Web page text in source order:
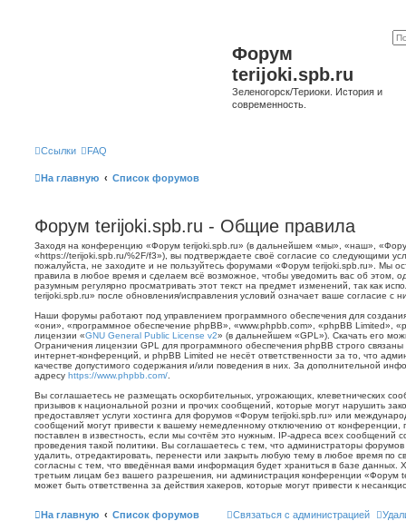
Форум
terijoki.spb.ru
Зеленогорск/Териоки. История и
современность.
Ссылки FAQ
На главную Список форумов
Форум terijoki.spb.ru - Общие правила
Заходя на конференцию «Форум terijoki.spb.ru» (в дальнейшем «мы», «наш»,
«https://terijoki.spb.ru/%2F/f3»), вы подтверждаете своё согласие со следующими
пожалуйста, не заходите и не пользуйтесь форумами «Форум terijoki.spb.ru». Мы
правила в любое время и сделаем всё возможное, чтобы уведомить вас об этом,
разумным регулярно просматривать этот текст на предмет изменений, так как
terijoki.spb.ru» после обновления/исправления условий означает ваше согласие с
Наши форумы работают под управлением программного обеспечения для
«они», «программное обеспечение phpBB», «www.phpbb.com», «phpBB Limited»,
лицензии «GNU General Public License v2» (в дальнейшем «GPL»). Скачать его
Ограничения лицензии GPL для программного обеспечения phpBB строго
интернет-конференций, и phpBB Limited не несёт ответственности за то, что
качестве допустимого содержания и/или поведения в них. За дополнительной
адресу https://www.phpbb.com/
Вы соглашаетесь не размещать оскорбительных, угрожающих, клеветнических
призывов к национальной розни и прочих сообщений, которые могут нарушить
предоставляет услуги хостинга для форумов «Форум terijoki.spb.ru» или
сообщений могут привести к вашему немедленному отключению от конференции,
поставлен в известность, если мы сочтём это нужным. IP-адреса всех сообщений
проведения такой политики. Вы соглашаетесь с тем, что администраторы
удалить, отредактировать, перенести или закрыть любую тему в любое время по
согласны с тем, что введённая вами информация будет храниться в базе данных.
третьим лицам без вашего разрешения, ни администрация конференции «Форум
может быть ответственна за действия хакеров, которые могут привести к
На главную Список форумов Связаться с администрацией